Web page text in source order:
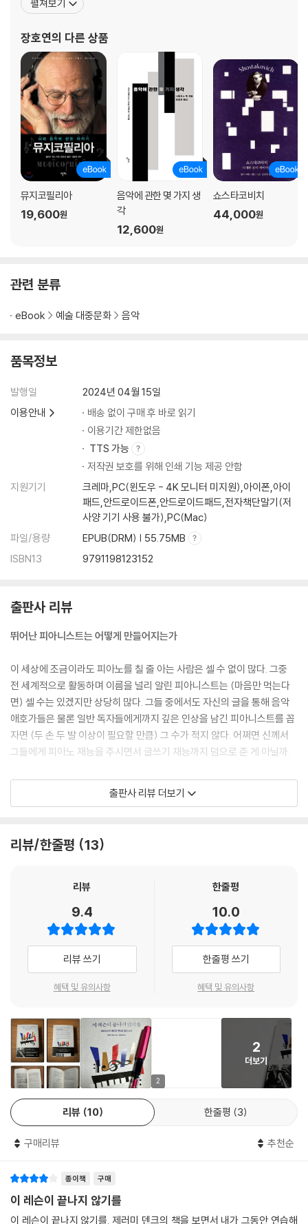
부록 플레이리스트 해설
레코드, 인디 록 파일』(공저) 등이 있고, 옮긴 책으로 『뇌의 왈츠』,
『말년의 양식에 관하여』, 『에릭
펼쳐보기
장호연의 다른 상품
뮤지코필리아
19,600원
음악에 관한 몇 가지 생
각
12,600원
쇼스타코비치
44,000원
관련 분류
eBook 예술 대중문화 음악
품목정보
발행일
2024년 04월 15일
이용안내
배송 없이 구매 후 바로 읽기
이용기간 제한없음
TTS 가능
저작권 보호를 위해 인쇄 기능 제공 안함
지원기기
크레마,PC(윈도우 - 4K 모니터 미지원),아이폰,아이
패드,안드로이드폰,안드로이드패드,전자책단말기(저
사양 기기 사용 불가),PC(Mac)
파일/용량
EPUB(DRM) | 55.75MB
ISBN13
9791198123152
출판사 리뷰
뛰어난 피아니스트는 어떻게 만들어지는가
이 세상에 조금이라도 피아노를 칠 줄 아는 사람은 셀 수 없이 많다. 그중
전 세계적으로 활동하며 이름을 널리 알린 피아니스트는 (마음만 먹는다
면) 셀 수는 있겠지만 상당히 많다. 그들 중에서도 자신의 글을 통해 음악
애호가들은 물론 일반 독자들에게까지 깊은 인상을 남긴 피아니스트를 꼽
자면 (두 손 두 발 이상이 필요할 만큼) 그 수가 적지 않다. 어쩌면 신께서
그들에게 피아노 재능을 주시면서 글쓰기 재능까지 덤으로 준 게 아닐까.
우리가 이 명단에 추가해야 할 또 한 명의 뛰어난 피아니스트가 있다. 미국
에서는 ‘천재 피아니스트’라는 별칭이 따라다니는 제러미 덴크다. 미국과
리처드 용재 오닐과 함께 한 듀오 콘서트로도 한국 관객을 만난 적이 있다.
레슨이 끝나지 않기를』이 한국에서 출간되었다.
악보도 볼 줄 모르던 여섯 살 꼬마가 세계적인 피아니스트가 되기까지
이 책의 원제 “Every Good Boy Does Fine”은 높은음자리표의 오선지
에 해당하는 음이름(EGBDF)을 가지고 문장을 만드는 놀이에서 따온 제
목이다. 음악을 처음 배우는 아이들을 위한 암기법이다. 이 특별한 제목은
피아노 의자에 앉아 바닥에 닿지 않는 발로 음향판을 차던 여섯 살 귀여운
꼬마가 테크닉과 표현과 감정을 고민하며 음악과 인생을 이해하는 성숙한
삼십대 청년 피아니스트가 되기까지의 여정을 그린 이 책은 ‘피아니스트가
된다는 것의 의미’를 가장 솔직하고 정확하게 그리고 있다 해도 과언이 아
니다. 콘서트 피아니스트로서의 삶이 아니라 어릴 적부터 콘서트 피아니스
트가 되기 전까지의 삶을 담고 있기 때문이다. 한 사람이 세계적인 피아니
유쾌하게 펼쳐진다. 지루하고 고된 연습 시간, 이해할 수 없는 레슨들, 피할
은 실패, 큰 성공과 큰 실패가 쉴 틈 없이 이어지며 더욱 단단해지고 성장해
가는 과정을 만날 수 있다. 저자가 한 인터뷰에서 이 책을 “음악 교사들에
게 바치는 러브레터”라고 표현했듯 그 길에 수많은 선생님들이 있었음은
출판사 리뷰 더보기
리뷰/한줄평 13
리뷰
9.4
리뷰 쓰기
혜택 및 유의사항
한줄평
10.0
한줄평 쓰기
혜택 및 유의사항
2
2
더보기
리뷰 10 한줄평 3
구매리뷰 추천순
종이책 구매
이 레슨이 끝나지 않기를
이 레슨이 끝나지 않기를. 제러미 덴크의 책을 보면서 내가 그동안 연습해